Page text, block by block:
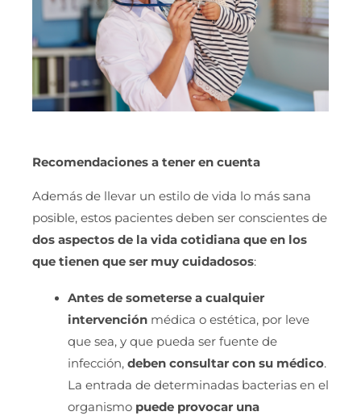
Recomendaciones a tener en cuenta
Además de llevar un estilo de vida lo más sana
posible, estos pacientes deben ser conscientes de
dos aspectos de la vida cotidiana que en los
que tienen que ser muy cuidadosos:
Antes de someterse a cualquier
intervención médica o estética, por leve
que sea, y que pueda ser fuente de
infección,deben consultar con su médico.
La entrada de determinadas bacterias en el
organismopuede provocar una